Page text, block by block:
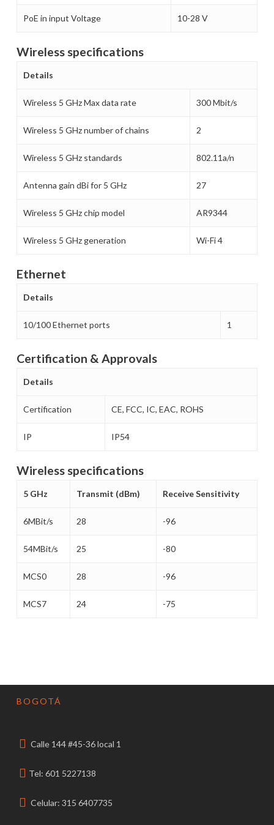
PoE in input Voltage 10-28 V
Wireless specifications
Details
Wireless 5 GHz Max data rate 300 Mbit/s
Wireless 5 GHz number of chains 2
Wireless 5 GHz standards 802.11a/n
Antenna gain dBi for 5 GHz 27
Wireless 5 GHz chip model AR9344
Wireless 5 GHz generation Wi-Fi 4
Ethernet
Details
10/100 Ethernet ports 1
Certification & Approvals
Details
Certification CE, FCC, IC, EAC, ROHS
IP IP54
Wireless specifications
5 GHz Transmit (dBm) Receive Sensitivity
6MBit/s 28 -96
54MBit/s 25 -80
MCS0 28 -96
MCS7 24 -75
BOGOTÁ
Calle 144 #45-36 local 1
Tel: 601 5227138
Celular: 315 6407735